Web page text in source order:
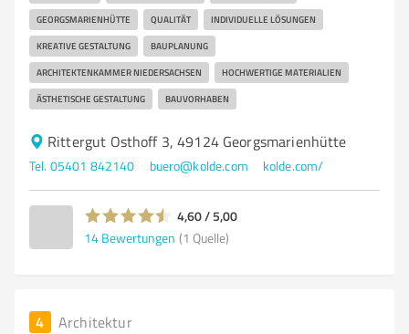
GEORGSMARIENHÜTTE QUALITÄT INDIVIDUELLE LÖSUNGEN
KREATIVE GESTALTUNG BAUPLANUNG
ARCHITEKTENKAMMER NIEDERSACHSEN HOCHWERTIGE MATERIALIEN
ÄSTHETISCHE GESTALTUNG BAUVORHABEN
Rittergut Osthoff 3, 49124 Georgsmarienhütte
Tel. 05401 842140 buero@kolde.com kolde.com/
4,60 / 5,00
14 Bewertungen (1 Quelle)
4 Architektur